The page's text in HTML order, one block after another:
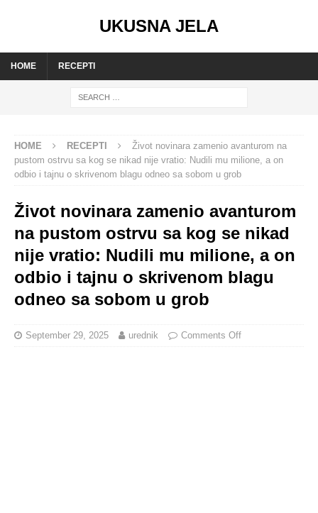
UKUSNA JELA
HOME RECEPTI
HOME RECEPTI
Život novinara zamenio avanturom na
pustom ostrvu sa kog se nikad nije vratio: Nudili mu milione, a on
odbio i tajnu o skrivenom blagu odneo sa sobom u grob
Život novinara zamenio avanturom
na pustom ostrvu sa kog se nikad
nije vratio: Nudili mu milione, a on
odbio i tajnu o skrivenom blagu
odneo sa sobom u grob
September 29, 2025 urednik Comments Off